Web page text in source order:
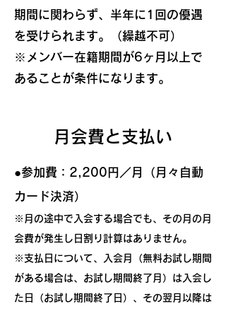
期間に関わらず、半年に1回の優遇
を受けられます。（繰越不可）
※メンバー在籍期間が6ヶ月以上で
あることが条件になります。
月会費と支払い
●参加費：2,200円／月（月々自動
カード決済）
※月の途中で入会する場合でも、その月の月
会費が発生し日割り計算はありません。
※支払日について、入会月（無料お試し期間
がある場合は、お試し期間終了月）は入会し
た日（お試し期間終了日）、その翌月以降は